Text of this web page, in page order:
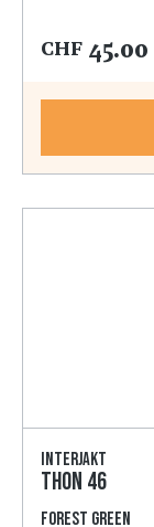
CHF 45.00
Interjakt
Thon 46
Forest Green